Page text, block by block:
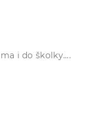
i do školky....